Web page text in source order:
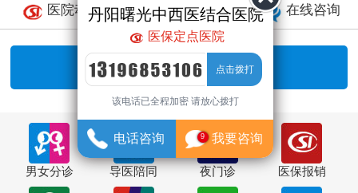
医院动态 预约挂号 在线咨询
暂无数据，直接咨询！
男女分诊 导医陪同 夜门诊 医保报销
丹阳曙光中西医结合医院
医保定点医院
该电话已全程加密 请放心拨打
电话咨询 9 我要咨询